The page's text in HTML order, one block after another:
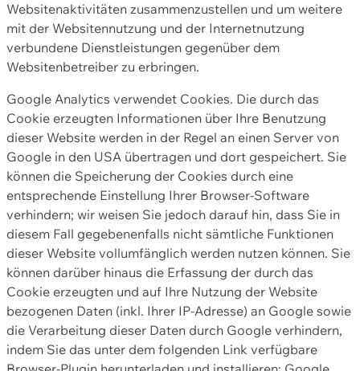
Websitenaktivitäten zusammenzustellen und um weitere
mit der Websitennutzung und der Internetnutzung
verbundene Dienstleistungen gegenüber dem
Websitenbetreiber zu erbringen.
Google Analytics verwendet Cookies. Die durch das
Cookie erzeugten Informationen über Ihre Benutzung
dieser Website werden in der Regel an einen Server von
Google in den USA übertragen und dort gespeichert. Sie
können die Speicherung der Cookies durch eine
entsprechende Einstellung Ihrer Browser-Software
verhindern; wir weisen Sie jedoch darauf hin, dass Sie in
diesem Fall gegebenenfalls nicht sämtliche Funktionen
dieser Website vollumfänglich werden nutzen können. Sie
können darüber hinaus die Erfassung der durch das
Cookie erzeugten und auf Ihre Nutzung der Website
bezogenen Daten (inkl. Ihrer IP-Adresse) an Google sowie
die Verarbeitung dieser Daten durch Google verhindern,
indem Sie das unter dem folgenden Link verfügbare